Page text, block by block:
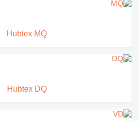
Hubtex MQ
Hubtex DQ